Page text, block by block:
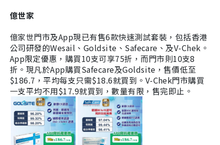
億世家
億家世門市及App現已有售6款快速測試套裝，包括香港
公司研發的Wesail、Goldsite、Safecare、及V-Chek。
App限定優惠，購買10支可享75折，而門市則10支8
折。現凡於App購買Safecare及Goldsite，售價低至
$186.7，平均每支只需$18.6就買到。V-Chek門市購買
一支平均不用$17.9就買到，數量有限，售完即止。